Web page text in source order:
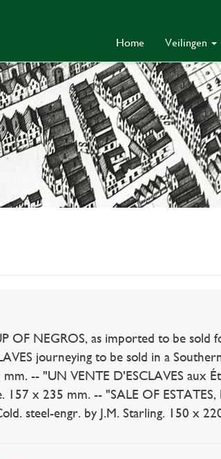
Home Veilingen
OF NEGROS, as imported to be sold
journeying to be sold in a
-- "UN VENTE D'ESCLAVES aux
x 235 mm. -- "SALE OF ESTATES,
steel-engr. by J.M. Starling. 150 x